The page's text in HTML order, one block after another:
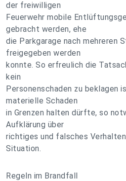
der freiwilligen
Feuerwehr mobile
gebracht werden, ehe
die Parkgarage nach mehreren
freigegeben werden
konnte. So erfreulich die
kein
Personenschaden zu beklagen
materielle Schaden
in Grenzen halten dürfte, so
Aufklärung über
richtiges und falsches
Situation.
Regeln im Brandfall